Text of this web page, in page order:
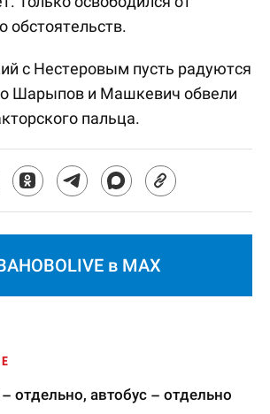
обстоятельств.
с Нестеровым пусть радуются
Шарыпов и Машкевич обвели
пальца.
в MAX
отдельно, автобус – отдельно